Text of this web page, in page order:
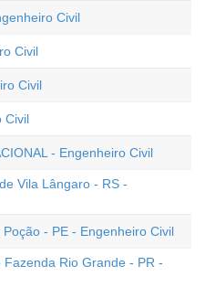
Civil
Civil
Civil
Civil
- Engenheiro Civil
Vila Lângaro - RS -
- PE - Engenheiro Civil
Rio Grande - PR -